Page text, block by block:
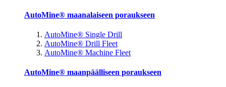
AutoMine® maanalaiseen poraukseen
AutoMine® Single Drill
AutoMine® Drill Fleet
AutoMine® Machine Fleet
AutoMine® maanpäälliseen poraukseen